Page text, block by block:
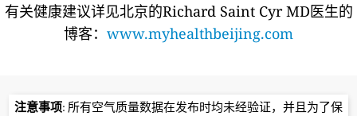
有关健康建议详见北京的Richard Saint Cyr MD医生的
博客： www.myhealthbeijing.com
注意事项: 所有空气质量数据在发布时均未经验证，并且为了保